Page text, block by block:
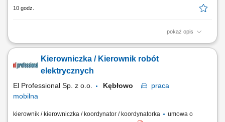
10 godz.
pokaż opis
Poszukujemy od zaraz do pracy we Francji (73200 Albertville)
w zawodzie, mile widziane posiadanie prawa jazdy, znajomość języka
nie jest wymagana. Praca do końca roku 2026 z możliwością powrotu w
Kierowniczka / Kierownik robót
elektrycznych
El Professional Sp. z o.o. Kębłowo
praca
mobilna
kierownik / kierowniczka / koordynator / koordynatorka
umowa o